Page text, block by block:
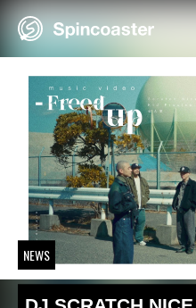
Skip
NEWS